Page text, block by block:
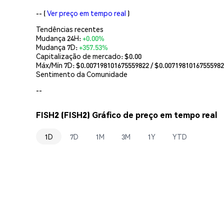
-- (Ver preço em tempo real )
Tendências recentes
Mudança 24H:+0.00%
Mudança 7D:+357.53%
Capitalização de mercado:$0.00
Máx/Mín 7D: $0.007198101675559822/ $
Sentimento da Comunidade
--
FISH2 (FISH2) Gráfico de preço em tempo real
1D 7D 1M 3M 1Y YTD